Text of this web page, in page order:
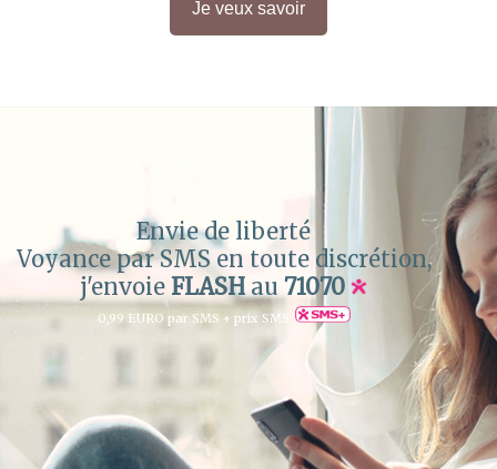
Envie de liberté
Voyance par SMS en toute discrétion,
j'envoie FLASH au71070
0,99 EURO par SMS + prix SMS